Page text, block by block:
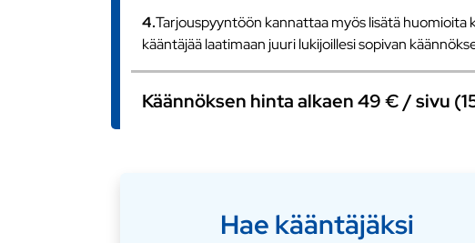
4.Tarjouspyyntöön kannattaa myös lisätä
kääntäjää laatimaan juuri lukijoillesi sopivan
Käännöksen hinta alkaen 49 € / sivu
Hae kääntäjäksi